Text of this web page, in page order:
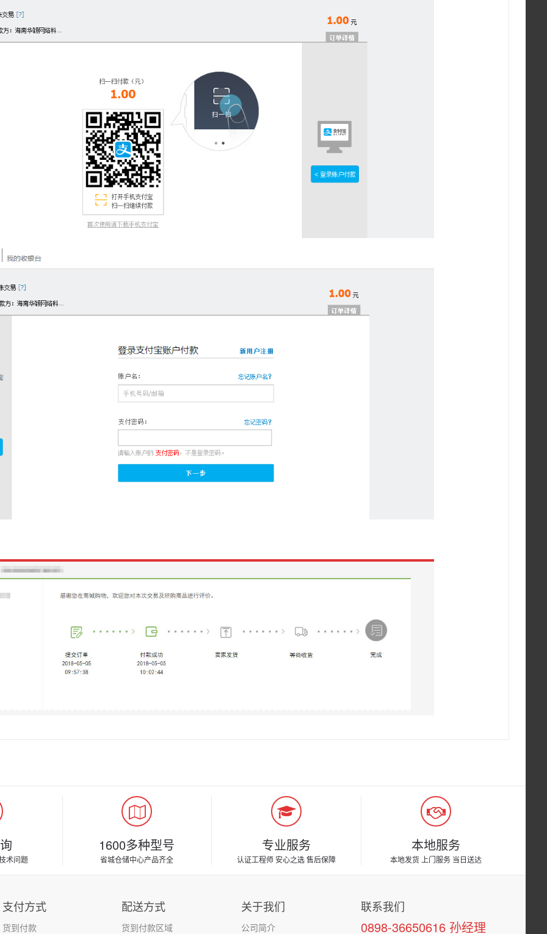
术问题
1600多种型号
省城仓储中心产品齐全
专业服务
认证工程师 安心之选 售后保障
本地服务
本地发货 上门服务 当日送达
支付方式
货到付款
配送方式
货到付款区域
关于我们
公司简介
联系我们
0898-36650616 孙经理